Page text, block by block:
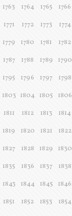
1763 1764 1765 1766
1771 1772 1773 1774
1779 1780 1781 1782
1787 1788 1789 1790
1795 1796 1797 1798
1803 1804 1805 1806
1811 1812 1813 1814
1819 1820 1821 1822
1827 1828 1829 1830
1835 1836 1837 1838
1843 1844 1845 1846
1851 1852 1853 1854